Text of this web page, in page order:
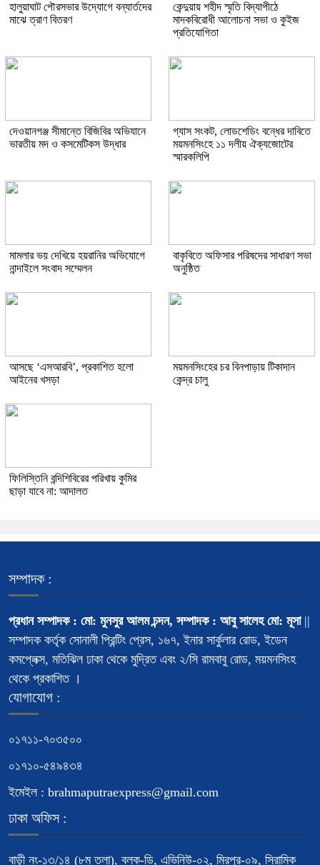
হালুয়াঘাট পৌরসভার উদ্যোগে বন্যার্তদের
মাঝে ত্রাণ বিতরণ
কেন্দুয়ায় শহীদ স্মৃতি বিদ্যাপীঠে
মাদকবিরোধী আলোচনা সভা ও কুইজ
প্রতিযোগিতা
দেওয়ানগঞ্জ সীমান্তে বিজিবির অভিযানে
ভারতীয় মদ ও কসমেটিকস উদ্ধার
গ্যাস সংকট, লোডশেডিং বন্ধের দাবিতে
ময়মনসিংহে ১১ দলীয় ঐক্যজোটের
স্মারকলিপি
মামলার ভয় দেখিয়ে হয়রানির অভিযোগে
নান্দাইলে সংবাদ সম্মেলন
বাকৃবিতে অফিসার পরিষদের সাধারণ সভা
অনুষ্ঠিত
আসছে ‘এসআরবি’, প্রকাশিত হলো
আইনের খসড়া
ময়মনসিংহের চর বিনপাড়ায় টিকাদান
কেন্দ্র চালু
ফিলিস্তিনি বন্দিশিবিরের পরিখায় কুমির
ছাড়া যাবে না: আদালত
সম্পাদক :
প্রধান সম্পাদক : মো: মুনসুর আলম চন্দন, সম্পাদক : আবু সালেহ মো: মূসা||
সম্পাদক কর্তৃক সোনালী প্রিন্টিং প্রেস, ১৬৭, ইনার সার্কুলার রোড, ইডেন
কমপ্লেক্স, মতিঝিল ঢাকা থেকে মুদ্রিত এবং ২/সি রামবাবু রোড, ময়মনসিংহ
থেকে প্রকাশিত ।
যোগাযোগ :
০১৭১১-৭০৩৫০০
০১৭১০-৫৪৯৪৩৪
ইমেইল : brahmaputraexpress@gmail.com
ঢাকা অফিস :
বাড়ী নং-১৩/১৪ (৮ম তলা), ব্লক-ডি, এভিনিউ-০২, মিরপুর-০৯, সিরামিক